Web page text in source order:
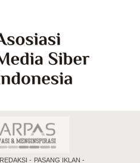
REDAKSI
PASANG IKLAN